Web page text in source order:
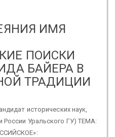
ИМЯ
ПОИСКИ
БАЙЕРА В
ТРАДИЦИИ
исторических наук,
Уральского ГУ) ТЕМА: